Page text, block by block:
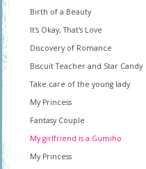
Birth of a Beauty
It's Okay, That's Love
Discovery of Romance
Biscuit Teacher and Star Candy
Take care of the young lady
My Princess
Fantasy Couple
My girlfriend is a Gumiho
My Princess